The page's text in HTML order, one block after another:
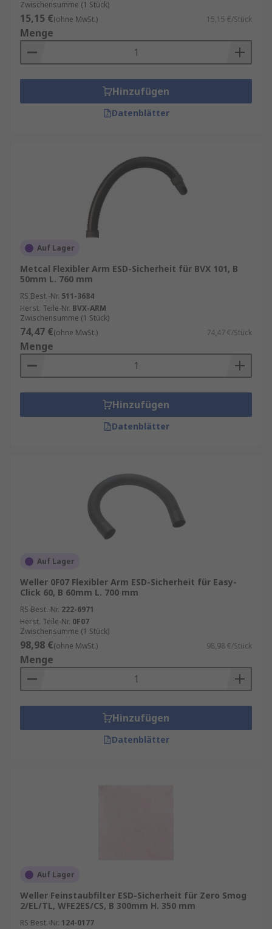
Zwischensumme (1 Stück)
15,15 €(ohne MwSt.) 15,15 €/Stück
Menge
Hinzufügen
Datenblätter
Auf Lager
Metcal Flexibler Arm ESD-Sicherheit für BVX 101, B
50mm L. 760 mm
RS Best.-Nr. 511-3684
Herst. Teile-Nr. BVX-ARM
Zwischensumme (1 Stück)
74,47 €(ohne MwSt.) 74,47 €/Stück
Menge
Hinzufügen
Datenblätter
Auf Lager
Weller 0F07 Flexibler Arm ESD-Sicherheit für Easy-
Click 60, B 60mm L. 700 mm
RS Best.-Nr. 222-6971
Herst. Teile-Nr. 0F07
Zwischensumme (1 Stück)
98,98 €(ohne MwSt.) 98,98 €/Stück
Menge
Hinzufügen
Datenblätter
Auf Lager
Weller Feinstaubfilter ESD-Sicherheit für Zero Smog
2/EL/TL, WFE2ES/CS, B 300mm H. 350 mm
RS Best.-Nr. 124-0177